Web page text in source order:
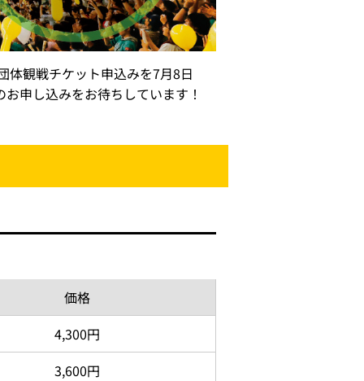
体観戦チケット申込みを7月8日
申し込みをお待ちしています！
価格
4,300円
3,600円